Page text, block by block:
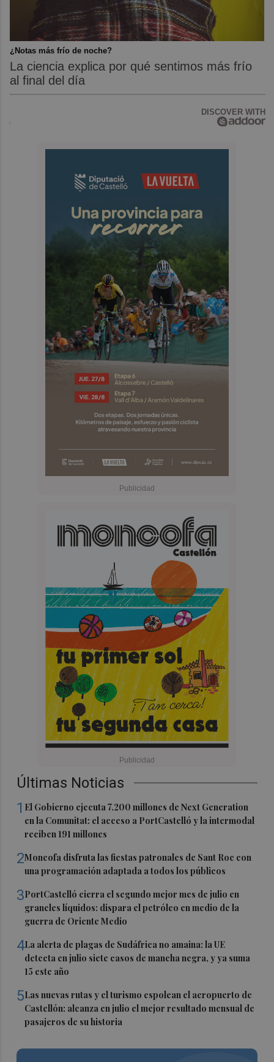
Últimas Noticias
1 El Gobierno ejecuta 7.200 millones de Next Generation
en la Comunitat: el acceso a PortCastelló y la intermodal
reciben 191 millones
2Moncofa disfruta las fiestas patronales de Sant Roc con
una programación adaptada a todos los públicos
3PortCastelló cierra el segundo mejor mes de julio en
graneles líquidos: dispara el petróleo en medio de la
guerra de Oriente Medio
4La alerta de plagas de Sudáfrica no amaina: la UE
detecta en julio siete casos de mancha negra, y ya suma
15 este año
5Las nuevas rutas y el turismo espolean el aeropuerto de
Castellón: alcanza en julio el mejor resultado mensual de
pasajeros de su historia
¿Notas más frío de noche?
La ciencia explica por qué sentimos más frío
al final del día
DISCOVER WITH